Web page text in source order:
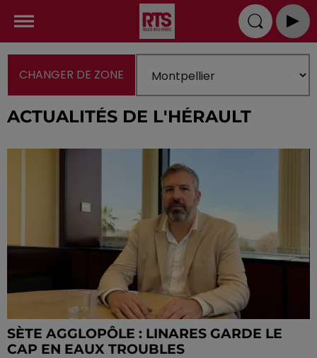
CHANGER DE ZONE
ACTUALITÉS DE L'HÉRAULT
SÈTE AGGLOPÔLE : LINARES GARDE LE
CAP EN EAUX TROUBLES